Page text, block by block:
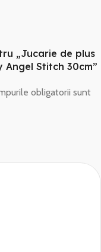
„Jucarie de plus
Angel Stitch 30cm”
obligatorii sunt